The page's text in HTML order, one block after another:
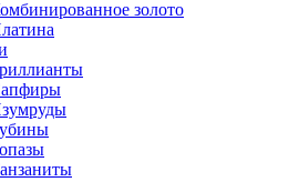
золото